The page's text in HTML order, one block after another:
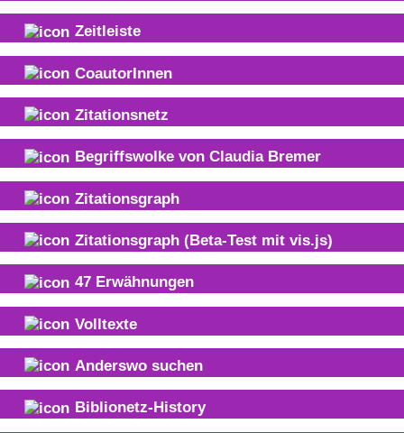
Zeitleiste
CoautorInnen
Zitationsnetz
Begriffswolke von Claudia Bremer
Zitationsgraph
Zitationsgraph (Beta-Test mit vis.js)
47 Erwähnungen
Volltexte
Anderswo suchen
Biblionetz-History